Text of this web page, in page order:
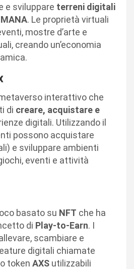
e sviluppare terreni digitali
MANA. Le proprietà virtuali
mostre d’arte e
creando un’economia
interattivo che
di creare, acquistare e
digitali. Utilizzando il
possono acquistare
e sviluppare ambienti
eventi e attività
basato su NFT che ha
di Play-to-Earn. I
scambiare e
digitali chiamate
token AXS utilizzabili